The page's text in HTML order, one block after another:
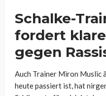
Schalke-
fordert
gegen
Auch Trainer Miron Muslic
heute passiert ist, hat